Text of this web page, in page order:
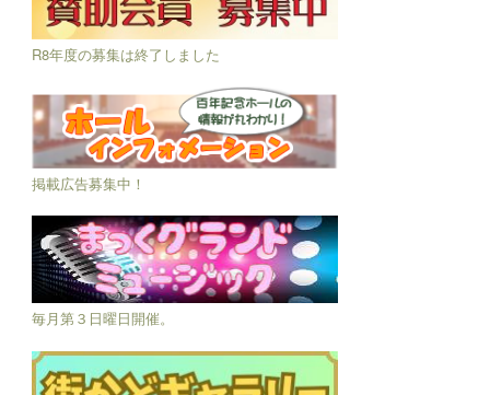
R8年度の募集は終了しました
掲載広告募集中！
毎月第３日曜日開催。